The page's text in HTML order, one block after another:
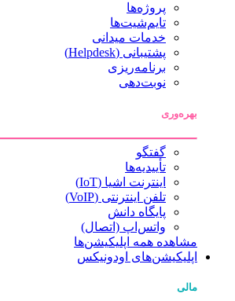
پروژه‌ها
تایم‌شیت‌ها
خدمات میدانی
پشتیبانی (Helpdesk)
برنامه‌ریزی
نوبت‌دهی
بهره‌وری
گفتگو
تأییدیه‌ها
اینترنت اشیا (IoT)
تلفن اینترنتی (VoIP)
پایگاه دانش
واتس‌اپ (اتصال)
مشاهده همه اپلیکیشن‌ها
اپلیکیشن‌های اودونیکس
مالی